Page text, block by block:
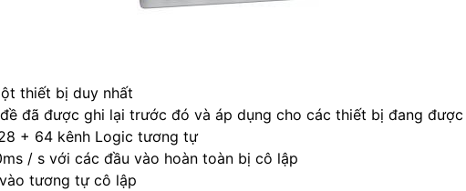
thiết bị duy nhất
đã được ghi lại trước đó và áp dụng cho các thiết bị đang
+ 64 kênh Logic tương tự
/ s với các đầu vào hoàn toàn bị cô lập
tương tự cô lập